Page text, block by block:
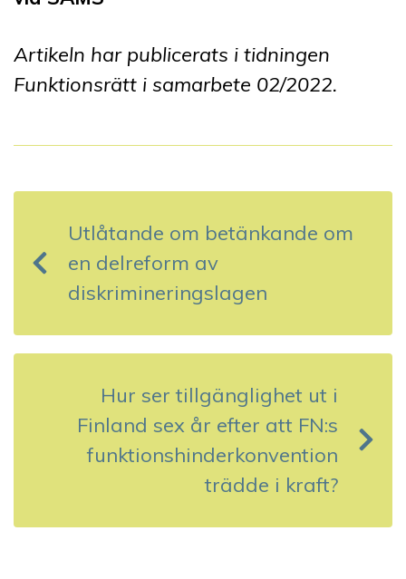
Artikeln har publicerats i tidningen
Funktionsrätt i samarbete 02/2022.
n
g
v
Utlåtande om betänkande om
en delreform av
diskrimineringslagen
Hur ser tillgänglighet ut i
Finland sex år efter att FN:s
funktionshinderkonvention
trädde i kraft?